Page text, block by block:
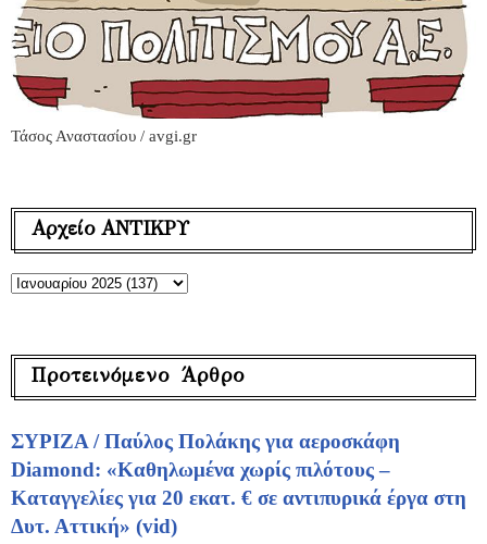
Τάσος Αναστασίου / avgi.gr
Αρχείο ΑΝΤΙΚΡΥ
Προτεινόμενο Άρθρο
ΣΥΡΙΖΑ / Παύλος Πολάκης για αεροσκάφη
Diamond: «Καθηλωμένα χωρίς πιλότους –
Καταγγελίες για 20 εκατ. € σε αντιπυρικά έργα στη
Δυτ. Αττική» (vid)